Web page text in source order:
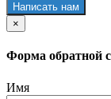
Написать нам
×
Форма обратной
Имя